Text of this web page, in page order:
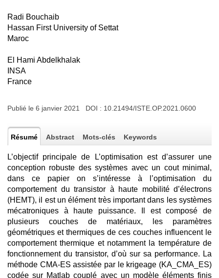
Radi Bouchaib
Hassan First University of Settat
Maroc
El Hami Abdelkhalak
INSA
France
Publié le 6 janvier 2021 DOI : 10.21494/ISTE.OP.2021.0600
Résumé Abstract Mots-clés Keywords
L’objectif principale de L’optimisation est d’assurer une
conception robuste des systèmes avec un cout minimal,
dans ce papier on s’intéresse à l’optimisation du
comportement du transistor à haute mobilité d’électrons
(HEMT), il est un élément très important dans les systèmes
mécatroniques à haute puissance. Il est composé de
plusieurs couches de matériaux, les paramètres
géométriques et thermiques de ces couches influencent le
comportement thermique et notamment la température de
fonctionnement du transistor, d’où sur sa performance. La
méthode CMA-ES assistée par le krigeage (KA_CMA_ES)
codée sur Matlab couplé avec un modèle éléments finis